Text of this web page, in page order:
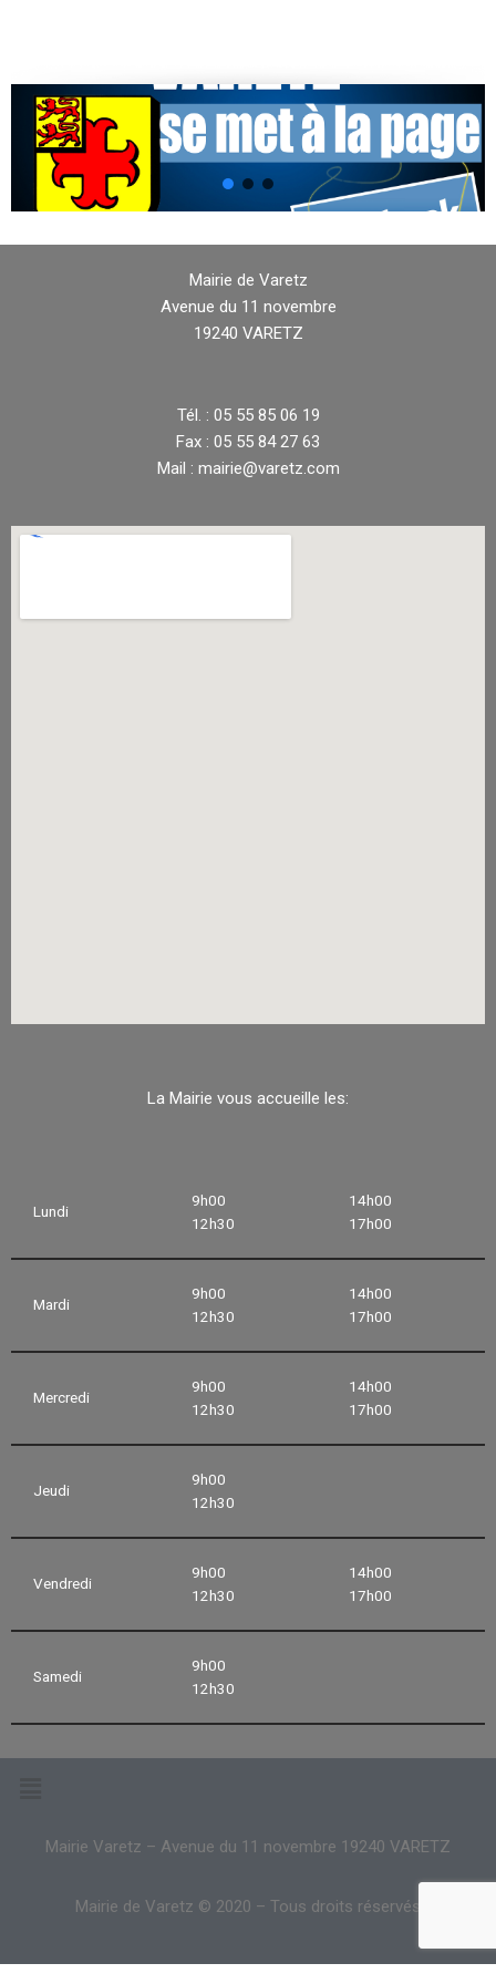
Mairie de Varetz
Avenue du 11 novembre
19240 VARETZ
Tél. : 05 55 85 06 19
Fax : 05 55 84 27 63
Mail : mairie@varetz.com
La Mairie vous accueille les:
Lundi
9h00
12h30
14h00
17h00
Mardi
9h00
12h30
14h00
17h00
Mercredi
9h00
12h30
14h00
17h00
Jeudi
9h00
12h30
Vendredi
9h00
12h30
14h00
17h00
Samedi
9h00
12h30
Mairie Varetz – Avenue du 11 novembre 19240 VARETZ
Mairie de Varetz © 2020 – Tous droits réservés